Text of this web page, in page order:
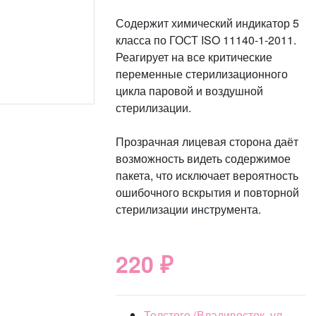
Содержит химический индикатор 5
класса по ГОСТ ISO 11140-1-2011.
Реагирует на все критические
переменные стерилизационного
цикла паровой и воздушной
стерилизации.
Прозрачная лицевая сторона даёт
возможность видеть содержимое
пакета, что исключает вероятность
ошибочного вскрытия и повторной
стерилизации инструмента.
220 ₽